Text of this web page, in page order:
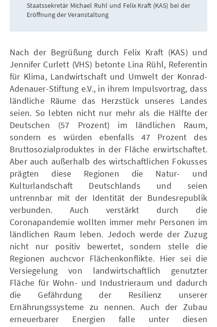
Staatssekretär Michael Ruhl und Felix Kraft (KAS) bei der
Eröffnung der Veranstaltung
Nach der Begrüßung durch Felix Kraft (KAS) und
Jennifer Curlett (VHS) betonte Lina Rühl, Referentin
für Klima, Landwirtschaft und Umwelt der Konrad-
Adenauer-Stiftung e.V., in ihrem Impulsvortrag, dass
ländliche Räume das Herzstück unseres Landes
seien. So lebten nicht nur mehr als die Hälfte der
Deutschen (57 Prozent) im ländlichen Raum,
sondern es würden ebenfalls 47 Prozent des
Bruttosozialproduktes in der Fläche erwirtschaftet.
Aber auch außerhalb des wirtschaftlichen Fokusses
prägten diese Regionen die Natur- und
Kulturlandschaft Deutschlands und seien
untrennbar mit der Identität der Bundesrepublik
verbunden. Auch verstärkt durch die
Coronapandemie wollten immer mehr Personen im
ländlichen Raum leben. Jedoch werde der Zuzug
nicht nur positiv bewertet, sondern stelle die
Regionen auchcvor Flächenkonflikte. Hier sei die
Versiegelung von landwirtschaftlich genutzter
Fläche für Wohn- und Industrieraum und dadurch
die Gefährdung der Resilienz unserer
Ernährungssysteme zu nennen. Auch der Zubau
erneuerbarer Energien falle unter diesen